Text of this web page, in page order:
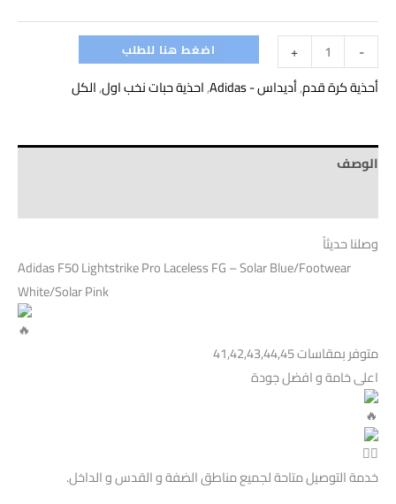
-
+ اضغط هنا للطلب
أحذية كرة قدم,أديداس - Adidas ,احذية حبات نخب اول,الكل
الوصف
وصلنا حديثاً
Adidas F50 Lightstrike Pro Laceless FG – Solar Blue/Footwear
White/Solar Pink
متوفر بمقاسات 41,42,43,44,45
اعلى خامة و افضل جودة
خدمة التوصيل متاحة لجميع مناطق الضفة و القدس و الداخل.